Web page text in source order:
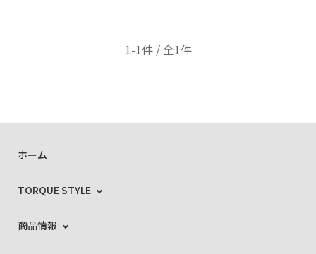
1-1件 / 全1件
ホーム
TORQUE STYLE
商品情報